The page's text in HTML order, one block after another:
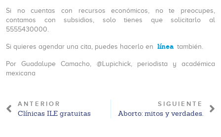
Si no cuentas con recursos económicos, no te preocupes,
contamos con subsidios, solo tienes que solicitarlo al
5555430000.
Si quieres agendar una cita, puedes hacerlo en línea también.
Por Guadalupe Camacho, @Lupichick, periodista y académica
mexicana
ANTERIOR
Clínicas ILE gratuitas
SIGUIENTE
Aborto: mitos y verdades.